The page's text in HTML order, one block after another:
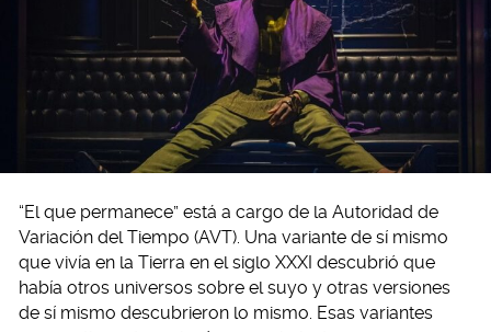
“El que permanece” está a cargo de la Autoridad de
Variación del Tiempo (AVT). Una variante de sí mismo
que vivía en la Tierra en el siglo XXXI descubrió que
había otros universos sobre el suyo y otras versiones
de sí mismo descubrieron lo mismo. Esas variantes